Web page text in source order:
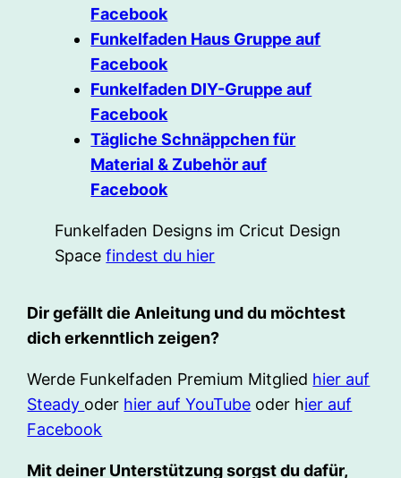
Facebook
Funkelfaden Haus Gruppe auf
Facebook
Funkelfaden DIY-Gruppe auf
Facebook
Tägliche Schnäppchen für
Material & Zubehör auf
Facebook
Funkelfaden Designs im Cricut Design
Spacefindest du hier
Dir gefällt die Anleitung und du möchtest
dich erkenntlich zeigen?
Werde Funkelfaden Premium Mitglied hier auf
Steady oder hier auf YouTube oder hier auf
Facebook
Mit deiner Unterstützung sorgst du dafür,